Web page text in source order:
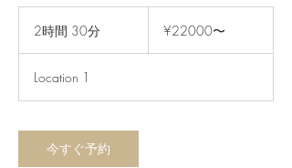
2時間 30分
0
¥22000〜
Location 1
今すぐ予約